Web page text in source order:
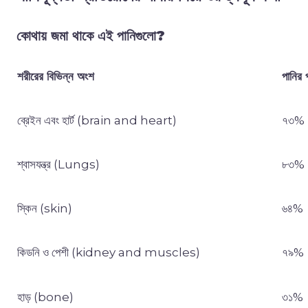
কোথায় জমা থাকে এই পানিগুলো?
শরীরের বিভিন্ন অংশ
ব্রেইন এবং হার্ট (brain and heart) ৭৩%
শ্বাসযন্ত্র (Lungs) ৮৩%
স্কিন (skin) ৬৪%
কিডনি ও পেশী (kidney and muscles) ৭৯%
হাড় (bone) ৩১%